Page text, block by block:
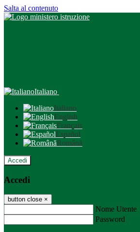
Salta al contenuto
Italiano
Italiano
English
Français
Español
Română
Accedi
Accedi
button close ×
Nome Utente
Password